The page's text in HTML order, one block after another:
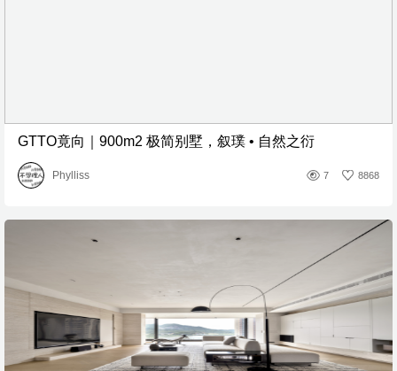
GTTO竟向｜900m2 极简别墅，叙璞 • 自然之衍
Phylliss 7 8868